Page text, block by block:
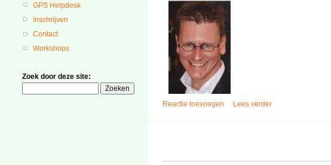
GPS Helpdesk
Inschrijven
Contact
Workshops
Zoek door deze site:
Reactie toevoegen Lees verder